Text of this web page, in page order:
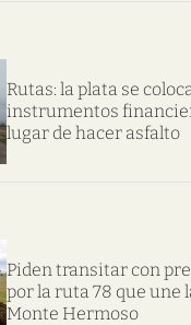
Rutas: la plata se
instrumentos
lugar de hacer asfalto
Piden transitar con
por la ruta 78 que une
Monte Hermoso